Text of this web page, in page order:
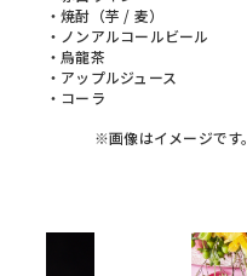
・焼酎（芋 / 麦）
・ノンアルコールビール
・烏龍茶
・アップルジュース
・コーラ
※画像はイメージです。